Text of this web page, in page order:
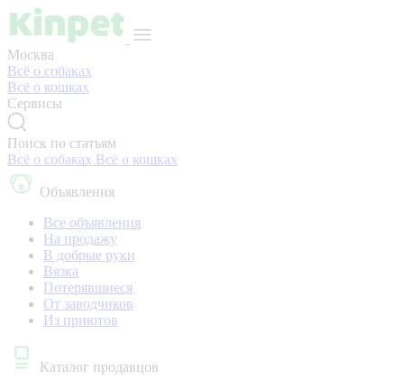
Москва
Всё о собаках
Всё о кошках
Сервисы
Поиск по статьям
Всё о собаках Всё о кошках
Объявления
Все объявления
На продажу
В добрые руки
Вязка
Потерявшиеся
От заводчиков
Из приютов
Каталог продавцов